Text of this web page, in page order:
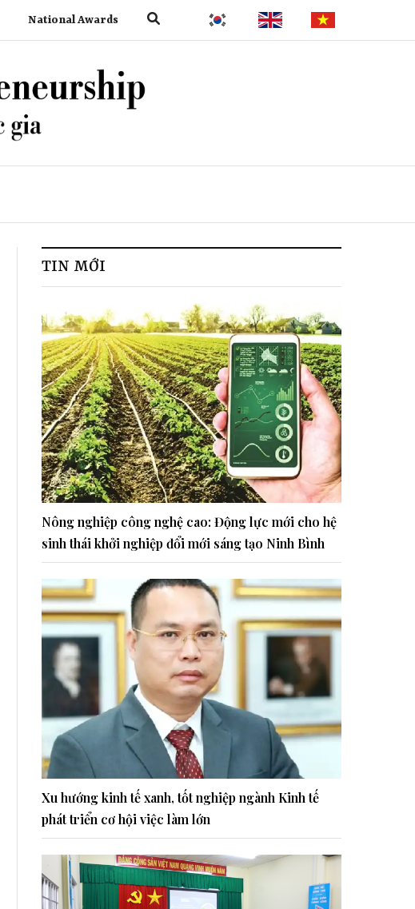
National Awards
TIN MỚI
Nông nghiệp công nghệ cao: Động lực mới cho hệ
sinh thái khởi nghiệp đổi mới sáng tạo Ninh Bình
Xu hướng kinh tế xanh, tốt nghiệp ngành Kinh tế
phát triển cơ hội việc làm lớn